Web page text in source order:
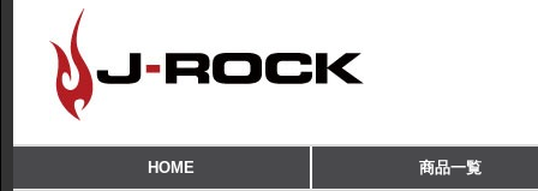
HOME 商品一覧